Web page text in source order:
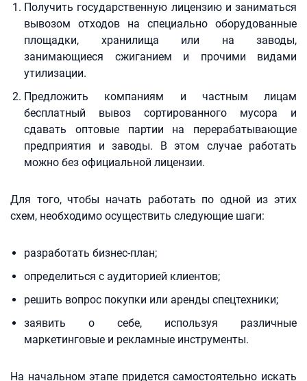
Получить государственную лицензию и заниматься
вывозом отходов на специально оборудованные
площадки, хранилища или на заводы,
занимающиеся сжиганием и прочими видами
утилизации.
Предложить компаниям и частным лицам
бесплатный вывоз сортированного мусора и
сдавать оптовые партии на перерабатывающие
предприятия и заводы. В этом случае работать
можно без официальной лицензии.
Для того, чтобы начать работать по одной из этих
схем, необходимо осуществить следующие шаги:
разработать бизнес-план;
определиться с аудиторией клиентов;
решить вопрос покупки или аренды спецтехники;
заявить о себе, используя различные
маркетинговые и рекламные инструменты.
На начальном этапе придется самостоятельно искать